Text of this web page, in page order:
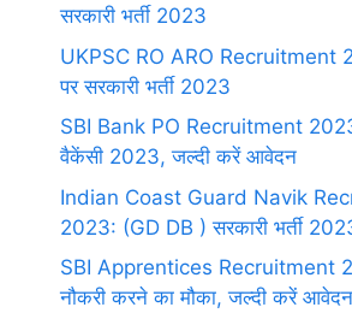
सरकारी भर्ती 2023
UKPSC RO ARO Recruitment
पर सरकारी भर्ती 2023
SBI Bank PO Recruitment
वैकेंसी 2023, जल्दी करें आवेदन
Indian Coast Guard Navik
2023: (GD DB ) सरकारी भर्ती
SBI Apprentices Recruitment
नौकरी करने का मौका, जल्दी करें आवेदन